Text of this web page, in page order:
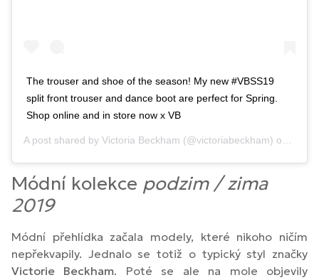
The trouser and shoe of the season! My new #VBSS19
split front trouser and dance boot are perfect for Spring.
Shop online and in store now x VB
A post shared by Victoria Beckham (@victoriabeckham) on
Módní kolekce podzim / zima
2019
Módní přehlídka začala modely, které nikoho ničím
nepřekvapily. Jednalo se totiž o typický styl značky
Victorie Beckham. Poté se ale na mole objevily